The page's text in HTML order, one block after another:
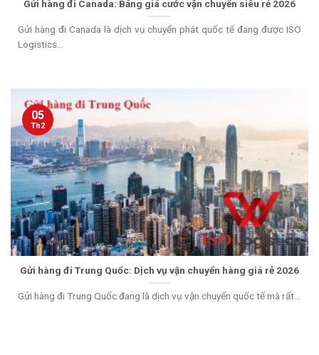
Gửi hàng đi Canada: Bảng giá cước vận chuyển siêu rẻ 2026
Gửi hàng đi Canada là dịch vụ chuyển phát quốc tế đang được ISO
Logistics...
Gửi hàng đi Trung Quốc: Dịch vụ vận chuyển hàng giá rẻ 2026
Gửi hàng đi Trung Quốc đang là dịch vụ vận chuyển quốc tế mà rất...
05
Th2